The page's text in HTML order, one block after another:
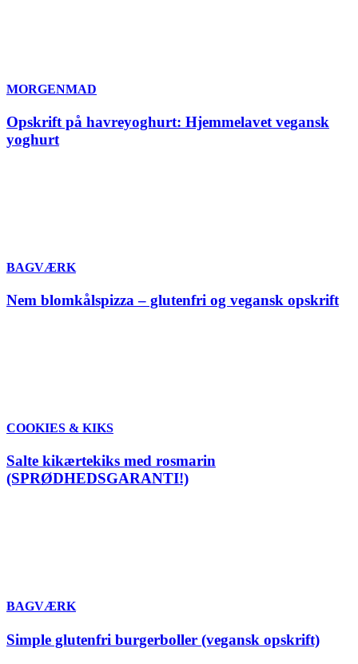
MORGENMAD
Opskrift på havreyoghurt: Hjemmelavet vegansk
yoghurt
BAGVÆRK
Nem blomkålspizza – glutenfri og vegansk opskrift
COOKIES & KIKS
Salte kikærtekiks med rosmarin
(SPRØDHEDSGARANTI!)
BAGVÆRK
Simple glutenfri burgerboller (vegansk opskrift)